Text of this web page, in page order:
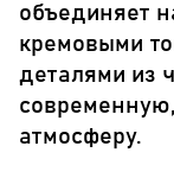
объединяет
кремовыми
деталями из
атмосферу.